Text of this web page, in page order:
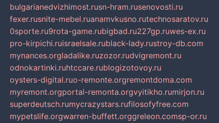
bulgarianedvizhimost.rusn-hram.rusenovosti.ru
fexer.rusnite-mebel.ruanamvkusno.rutechnosaratov.ru
0sporte.ru9rota-game.rubigbad.ru227gp.ruwes-ex.ru
pro-kirpichi.ruisraelsale.rublack-lady.rustroy-db.com
mynances.orgladalike.ruzozor.rudvigremont.ru
odnokartinki.ruhtccare.rublogizotovoy.ru
oysters-digital.ruo-remonte.orgremontdoma.com
myremont.orgportal-remonta.orgvyitikho.rumirjon.ru
superdeutsch.rumycrazystars.rufilosofyfree.com
mypetslife.orgwarren-buffett.orggreleon.comsp-or.ru